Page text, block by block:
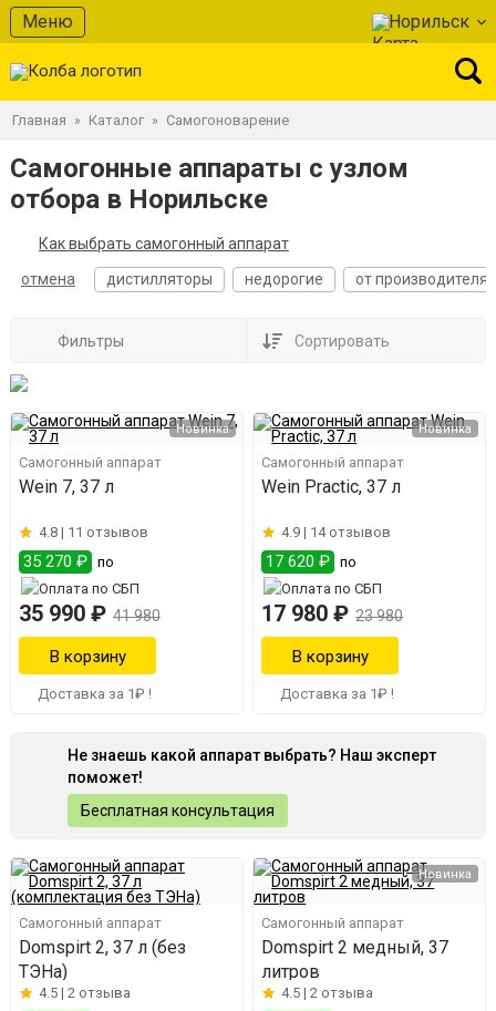
Меню Норильск
Главная » Каталог » Самогоноварение
Самогонные аппараты с узлом
отбора в Норильске
Как выбрать самогонный аппарат
отмена
дистилляторы недорогие от производителя
Фильтры Сортировать
Новинка
Самогонный аппарат
Wein 7, 37 л
4.8 | 11 отзывов
35 270 ₽ по
35 990 ₽ 41 980
Доставка за 1₽ !
Новинка
Самогонный аппарат
Wein Practic, 37 л
4.9 | 14 отзывов
17 620 ₽ по
17 980 ₽ 23 980
Доставка за 1₽ !
Не знаешь какой аппарат выбрать? Наш эксперт
поможет!
Бесплатная консультация
Самогонный аппарат
Domspirt 2, 37 л (без
ТЭНа)
4.5 | 2 отзыва
Новинка
Самогонный аппарат
Domspirt 2 медный, 37
литров
4.5 |2 отзыва